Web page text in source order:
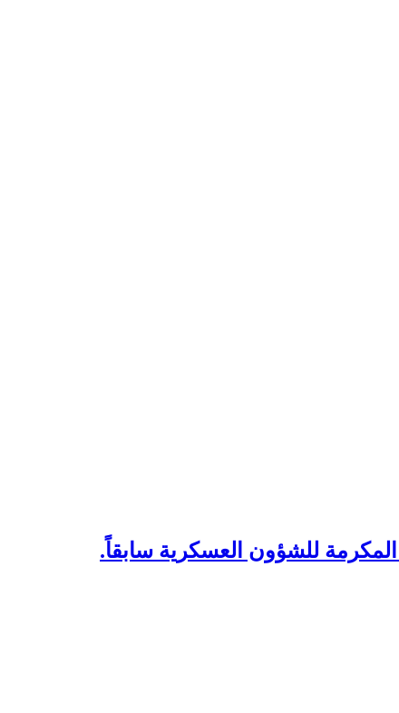
للشؤون العسكرية سابقاً.